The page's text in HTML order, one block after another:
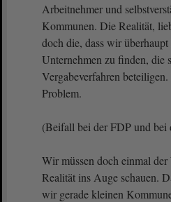
Arbeitnehmer und
Kommunen. Die Realität,
doch die, dass wir
Unternehmen zu finden, die
Vergabeverfahren
Problem.
(Beifall bei der FDP und
Wir müssen doch einmal
Realität ins Auge schauen.
wir gerade kleinen